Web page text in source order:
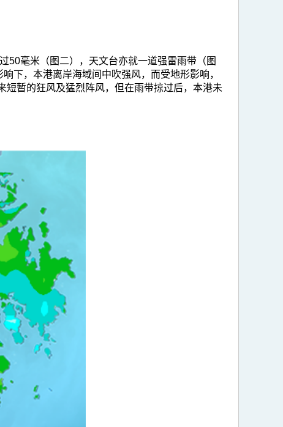
50毫米（图二），天文台亦就一道强雷雨带（图
下，本港离岸海域间中吹强风，而受地形影响，
暂的狂风及猛烈阵风，但在雨带掠过后，本港未